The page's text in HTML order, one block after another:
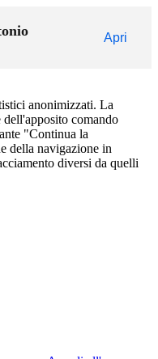
Apri
anonimizzati. La
dell'apposito comando
"Continua la
della navigazione in
diversi da quelli